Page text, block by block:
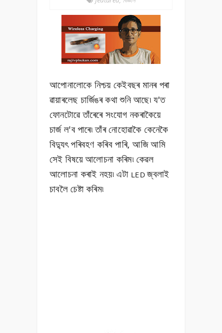
আপোনালোকে নিশ্চয় কেইবছৰ মানৰ পৰা
ৱায়াৰলেছ চাৰ্জিঙৰ কথা শুনি আছে৷ য'ত
ফোনটোৱে তাঁৰেৰে সংযোগ নকৰাকৈয়ে
চাৰ্জ ল'ব পাৰে৷ তাঁৰ নোহোৱাকৈ কেনেকৈ
বিদ্যুৎ পৰিবহণ কৰিব পাৰি, আজি আমি
সেই বিষয়ে আলোচনা কৰিম৷ কেৱল
আলোচনা কৰাই নহয়৷ এটা LEDজ্বলাই
চাবলৈ চেষ্টা কৰিম৷